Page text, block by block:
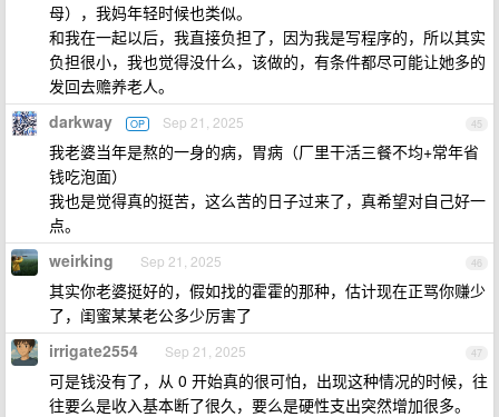
母），我妈年轻时候也类似。
和我在一起以后，我直接负担了，因为我是写程序的，所以其实
负担很小，我也觉得没什么，该做的，有条件都尽可能让她多的
发回去赡养老人。
45
darkway OP Sep 21, 2025
我老婆当年是熬的一身的病，胃病（厂里干活三餐不均+常年省
钱吃泡面）
我也是觉得真的挺苦，这么苦的日子过来了，真希望对自己好一
点。
46
weirking Sep 21, 2025
其实你老婆挺好的，假如找的霍霍的那种，估计现在正骂你赚少
了，闺蜜某某老公多少厉害了
47
irrigate2554 Sep 21, 2025
可是钱没有了，从 0 开始真的很可怕，出现这种情况的时候，往
往要么是收入基本断了很久，要么是硬性支出突然增加很多。